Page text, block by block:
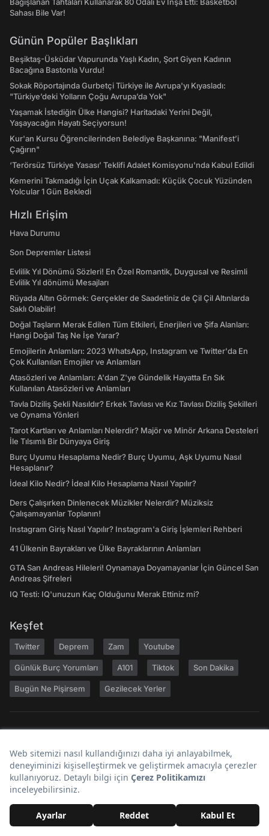
Sahası Bile Var!
Günün Popüler Başlıkları
Beşiktaş-Üsküdar Vapurunda Yaşlı Kadın, Şort Giyen Kadının
Bacağına Bastonla Vurdu!
Sokak Röportajında Gurbetçi Türkiye ile Avrupa'yı Kıyasladı:
"Türkiye’deki Yolların Çoğu Avrupa’da Yok"
Yaşamak İstediğin Ülke Hangisi? Haritadaki Yerini Değil,
Yaşayacağın Hayatı Seçiyorsun!
Kur'an Kursu Öğrencilerinden Belediye Başkanına: "Manifest’i
Çağırın"
‘Terörsüz Türkiye Yasası’ Teklifi Adalet Komisyonu'nda Kabul Edildi
Kemerini Takmadığı İçin Uçak Kalkamadı: Küçük Çocuk Yüzünden
Yolcular 1 Gün Bekledi
Hızlı Erişim
Hava Durumu
Son Depremler Listesi
Evlilik Yıl Dönümü Sözleri! En Özel Romantik, Duygusal ve Resimli
Evlilik Yıl dönümü Mesajları
Rüyada Altın Görmek: Gerçekler de Saadetiniz de Çil Çil Altınlarda
Saklı Olabilir!
Doğal Taşların Merak Edilen Tüm Etkileri, Enerjileri ve Şifa Alanları:
Hangi Doğal Taş Ne İşe Yarar?
Emojilerin Anlamları: 2023 WhatsApp, Instagram ve Twitter'da En
Çok Kullanılan Emojiler ve Anlamları
Atasözleri ve Anlamları: A'dan Z'ye Gündelik Hayatta En Sık
Kullanılan Atasözleri ve Anlamları
Tavla Diziliş Şekli Nasıldır? Erkek Tavlası ve Kız Tavlası Diziliş Şekilleri
ve Oynama Yönleri
Tarot Kartları ve Anlamları Nelerdir? Majör ve Minör Arkana Desteleri
İle Tılsımlı Bir Dünyaya Giriş
Burç Uyumu Hesaplama Nedir? Burç Uyumu, Aşk Uyumu Nasıl
Hesaplanır?
İdeal Kilo Nedir? İdeal Kilo Hesaplama Nasıl Yapılır?
Ders Çalışırken Dinlenecek Müzikler Nelerdir? Müziksiz
Çalışamayanlar Toplanın!
Instagram Giriş Nasıl Yapılır? Instagram'a Giriş İşlemleri Rehberi
41 Ülkenin Bayrakları ve Ülke Bayraklarının Anlamları
GTA San Andreas Hileleri! Oynamaya Doyamayanlar İçin Güncel San
Andreas Şifreleri
IQ Testi: IQ'unuzun Kaç Olduğunu Merak Ettiniz mi?
Keşfet
Twitter Deprem Zam Youtube
Günlük Burç Yorumları A101 Tiktok Son Dakika
Bugün Ne Pişirsem Gezilecek Yerler
Geri Bildirim
Gizlilik Politikası
Topluluk Kuralları
Reklam
İletişim
Kullanıcı Sözleşmesi
Yayın İlkeleri
Künye